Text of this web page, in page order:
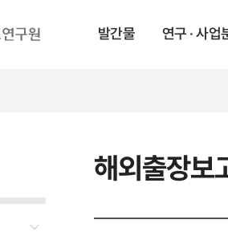
발간물 연구 · 사업
해외출장보